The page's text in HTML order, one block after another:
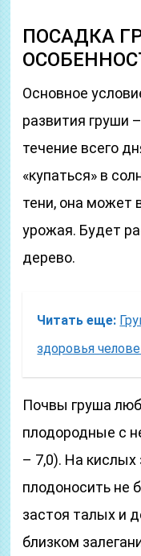
ПОСАДКА
Основное
развития груши
течение всего
«купаться» в
тени, она может
урожая. Будет
дерево.
Читать еще:
здоровья
Почвы груша
плодородные с
– 7,0). На
плодоносить не
застоя талых и
близком